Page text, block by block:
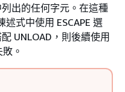
出的任何字元。在這種
式中使用 ESCAPE 選
UNLOAD，則後續使用
。